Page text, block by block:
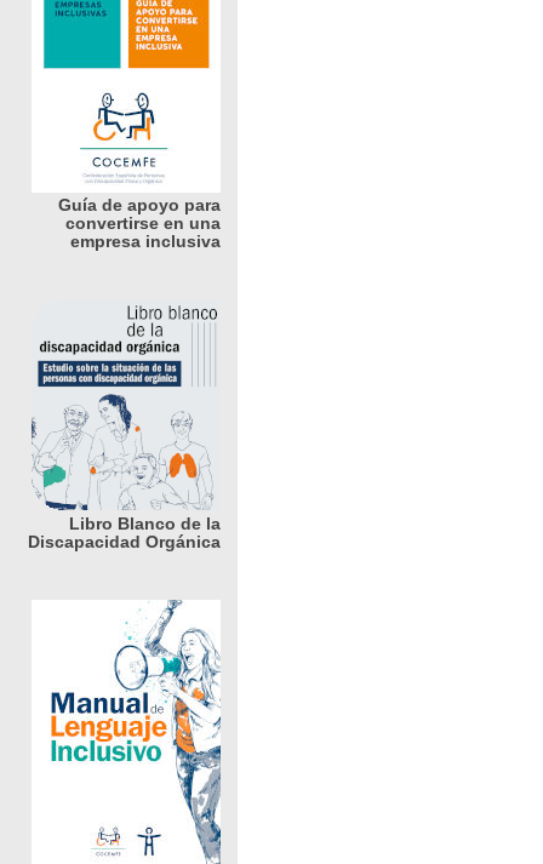
Guía de apoyo para
convertirse en una
empresa inclusiva
Libro Blanco de la
Discapacidad Orgánica